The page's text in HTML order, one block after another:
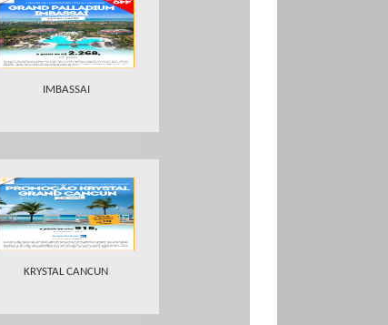
IMBASSAI
KRYSTAL CANCUN